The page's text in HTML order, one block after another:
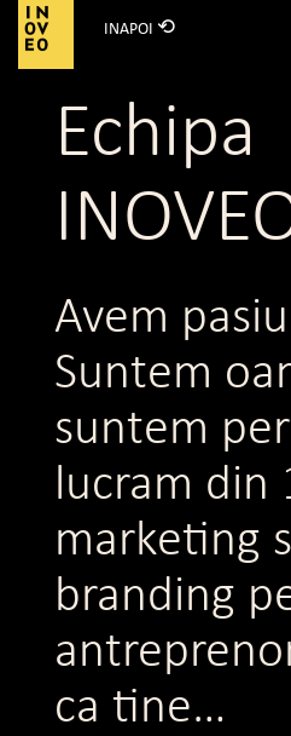
Main Navigation
INAPOI ⟲
Search:
Echipa
Avem
Suntem
suntem
lucram din
marketing
branding
ca tine…